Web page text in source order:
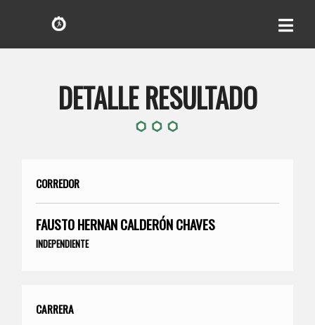
DETALLE RESULTADO
CORREDOR
FAUSTO HERNAN CALDERÓN CHAVES
INDEPENDIENTE
CARRERA